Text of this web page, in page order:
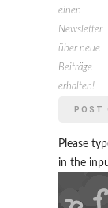
einen
Newsletter
über neue
Beiträge
erhalten!
Please
in the